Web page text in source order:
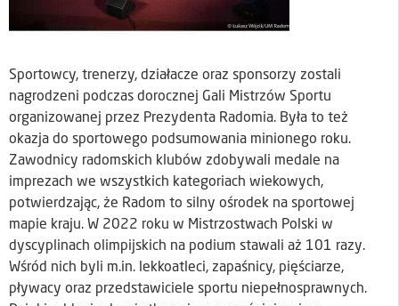
Sportowcy, trenerzy, działacze oraz sponsorzy zostali
nagrodzeni podczas dorocznej Gali Mistrzów Sportu
organizowanej przez Prezydenta Radomia. Była to też
okazja do sportowego podsumowania minionego roku.
Zawodnicy radomskich klubów zdobywali medale na
imprezach we wszystkich kategoriach wiekowych,
potwierdzając, że Radom to silny ośrodek na sportowej
mapie kraju. W 2022 roku w Mistrzostwach Polski w
dyscyplinach olimpijskich na podium stawali aż 101 razy.
Wśród nich byli m.in. lekkoatleci, zapaśnicy, pięściarze,
pływacy oraz przedstawiciele sportu niepełnosprawnych.